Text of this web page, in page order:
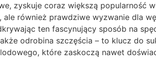
zyskuje coraz większą popularność
również prawdziwe wyzwanie dla
ten fascynujący sposób na
odrobina szczęścia – to klucz do
które zaskoczą nawet